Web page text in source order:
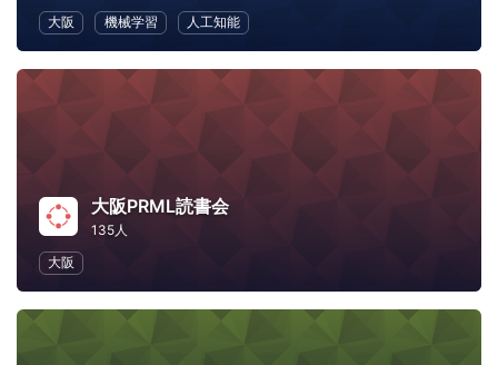
大阪
機械学習 人工知能
大阪PRML読書会
135人
大阪